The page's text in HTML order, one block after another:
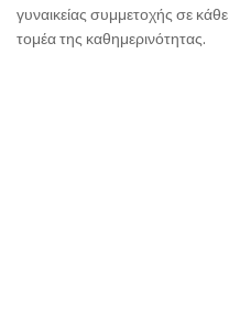
γυναικείας συμμετοχής σε κάθε
τομέα της καθημερινότητας.